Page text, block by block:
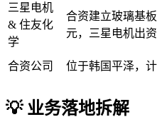
三星电机
& 住友化
学
合资建立玻璃基
元，三星电机出资
合资公司 位于韩国平泽，
💡 业务落地拆解